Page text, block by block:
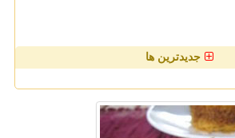
جدیدترین ها